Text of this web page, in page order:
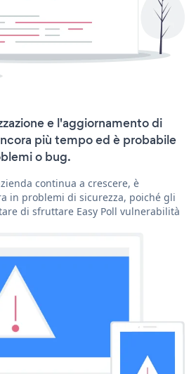
e l'aggiornamento di
più tempo ed è probabile
o bug.
continua a crescere, è
in problemi di sicurezza, poiché gli
di sfruttare Easy Poll vulnerabilità